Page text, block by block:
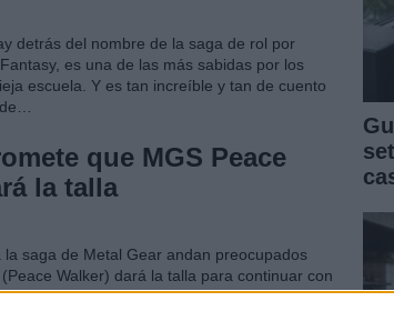
detrás del nombre de la saga de rol por
es una de las más sabidas por los
escuela. Y es tan increíble y tan de cuento
que MGS Peace
la talla
la saga de Metal Gear andan preocupados
Walker) dará la talla para continuar con
gran héroe, el amigo Snake. ¿A quién no se le